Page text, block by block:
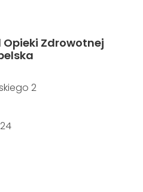
Opieki Zdrowotnej
2